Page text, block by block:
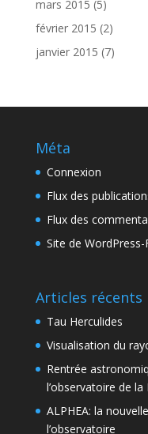
mars 2015 (5)
février 2015 (2)
janvier 2015 (7)
Méta
Connexion
Flux des
Flux des
Site de WordPress-
Articles récents
Tau Herculides
Visualisation du
Rentrée
l’observatoire de
ALPHEA: la
l’observatoire